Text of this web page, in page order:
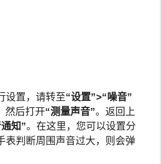
设置，请转至“设置”>“噪音”
然后打开“测量声音”。返回上
知”。在这里，您可以设置分
表判断周围声音过大，则会弹